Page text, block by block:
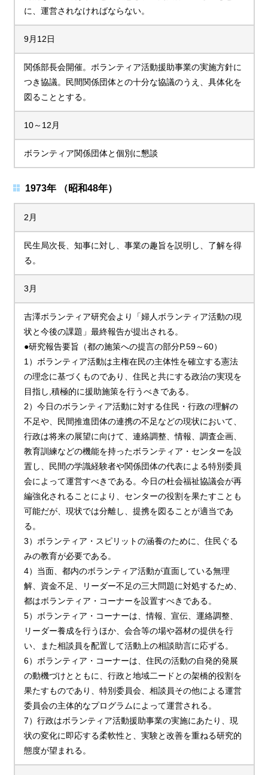
に、運営されなければならない。
9月12日
関係部長会開催。ボランティア活動援助事業の実施方針に
つき協議。民間関係団体との十分な協議のうえ、具体化を
図ることとする。
10～12月
ボランティア関係団体と個別に懇談
1973年 （昭和48年）
2月
民生局次長、知事に対し、事業の趣旨を説明し、了解を得
る。
3月
吉澤ボランティア研究会より「婦人ボランティア活動の現
状と今後の課題」最終報告が提出される。
●研究報告要旨（都の施策への提言の部分P.59～60）
1）ボランティア活動は主権在民の主体性を確立する憲法
の理念に基づくものであり、住民と共にする政治の実現を
目指し,積極的に援助施策を行うべきである。
2）今日のボランティア活動に対する住民・行政の理解の
不足や、民間推進団体の連携の不足などの現状において、
行政は将来の展望に向けて、連絡調整、情報、調査企画、
教育訓練などの機能を持ったボランティア・センターを設
置し、民間の学識経験者や関係団体の代表による特別委員
会によって運営すべきである。今日の杜会福祉協議会が再
編強化されることにより、センターの役割を果たすことも
可能だが、現状では分離し、提携を図ることが適当であ
る。
3）ボランティア・スピリットの涵養のために、住民ぐる
みの教育が必要である。
4）当面、都内のボランティア活動が直面している無理
解、資金不足、リーダー不足の三大問題に対処するため、
都はボランティア・コーナーを設置すべきである。
5）ボランティア・コーナーは、情報、宣伝、運絡調整、
リーダー養成を行うほか、会合等の場や器材の提供を行
い、また相談員を配置して活動上の相談助言に応ずる。
6）ボランティア・コーナーは、住民の活動の自発的発展
の動機づけとともに、行政と地域二ードとの架橋的役割を
果たすものであり、特別委員会、相談員その他による運営
委員会の主体的なプログラムによって運営される。
7）行政はボランティア活動援助事業の実施にあたり、現
状の変化に即応する柔軟性と、実験と改善を重ねる研究的
態度が望まれる。